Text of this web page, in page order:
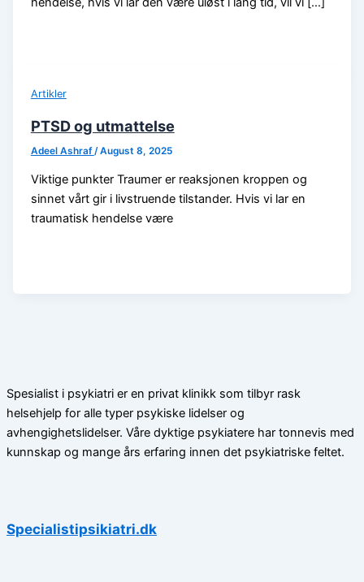
Artikler
PTSD og utmattelse
Adeel Ashraf/August 8, 2025
Viktige punkter Traumer er reaksjonen kroppen og
sinnet vårt gir i livstruende tilstander. Hvis vi lar en
traumatisk hendelse være
Spesialist i psykiatri er en privat klinikk som tilbyr rask
helsehjelp for alle typer psykiske lidelser og
avhengighetslidelser. Våre dyktige psykiatere har tonnevis med
kunnskap og mange års erfaring innen det psykiatriske feltet.
Specialistipsikiatri.dk